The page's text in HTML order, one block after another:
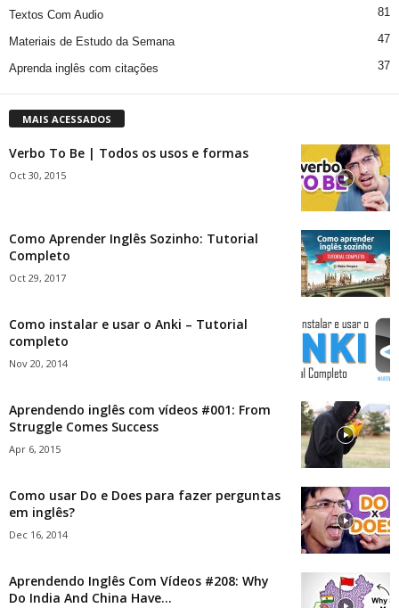
Textos Com Audio 81
Materiais de Estudo da Semana 47
Aprenda inglês com citações 37
MAIS ACESSADOS
Verbo To Be | Todos os usos e formas
Oct 30, 2015
Como Aprender Inglês Sozinho: Tutorial
Completo
Oct 29, 2017
Como instalar e usar o Anki – Tutorial
completo
Nov 20, 2014
Aprendendo inglês com vídeos #001: From
Struggle Comes Success
Apr 6, 2015
Como usar Do e Does para fazer perguntas
em inglês?
Dec 16, 2014
Aprendendo Inglês Com Vídeos #208: Why
Do India And China Have...